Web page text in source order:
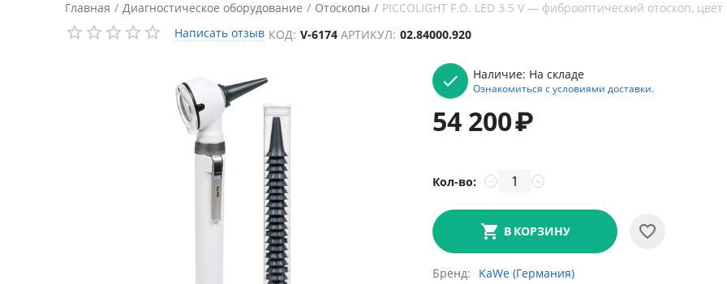
Главная / Диагностическое оборудование / Отоскопы / PICCOLIGHT F.O. LED 3.5 V — фиброоптический отоскоп,
Написать отзыв КОД: V-6174 АРТИКУЛ: 02.84000.920
Наличие: На складе
Ознакомиться с условиями доставки.
54 200₽
Кол-во: +
−
В КОРЗИНУ
Бренд KaWe (Германия)